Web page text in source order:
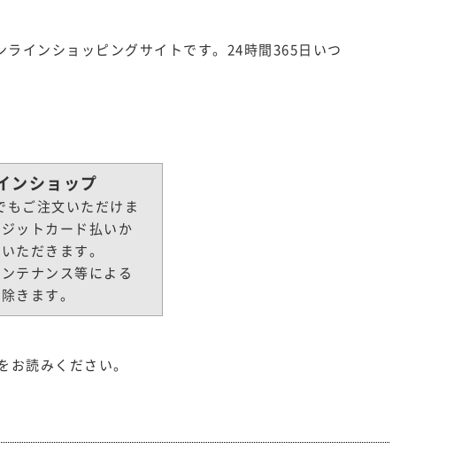
インショッピングサイトです。24時間365日いつ
ンショップ
ご注文いただけま
ットカード払いか
ただきます。
テナンス等による
きます。
お読みください。